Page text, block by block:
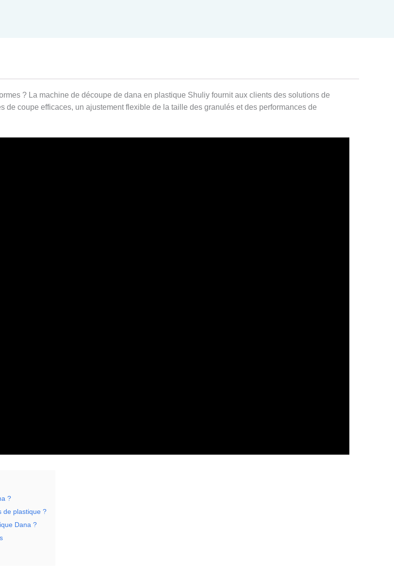
? La machine de découpe de dana en plastique Shuliy fournit aux clients des solutions de
de coupe efficaces, un ajustement flexible de la taille des granulés et des performances de
?
de plastique ?
Dana ?